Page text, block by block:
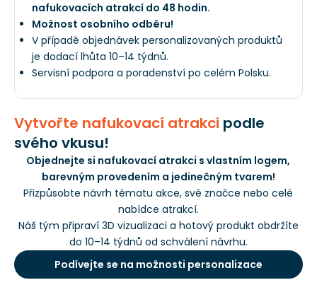
nafukovacích atrakcí do 48 hodin.
Možnost osobního odběru!
V případě objednávek personalizovaných produktů
je dodací lhůta 10–14 týdnů.
Servisní podpora a poradenství po celém Polsku.
Vytvořte nafukovací atrakci podle
svého vkusu!
Objednejte si nafukovací atrakci s vlastním logem,
barevným provedením a jedinečným tvarem!
Přizpůsobte návrh tématu akce, své značce nebo celé
nabídce atrakcí.
Náš tým připraví 3D vizualizaci a hotový produkt obdržíte
do 10–14 týdnů od schválení návrhu.
Podívejte se na možnosti personalizace